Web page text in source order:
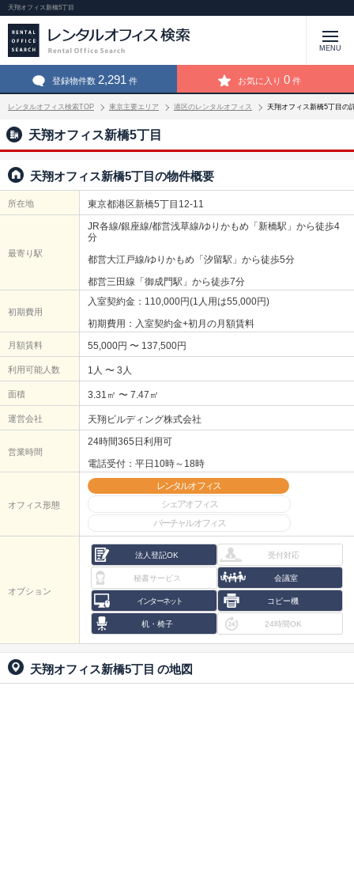
天翔オフィス新橋5丁目
MENU
登録物件数 2,291 件 お気に入り 0 件
レンタルオフィス検索TOP 東京主要エリア 港区のレンタルオフィス 天翔オフィス新橋5丁目の
天翔オフィス新橋5丁目
天翔オフィス新橋5丁目の物件概要
所在地 東京都港区新橋5丁目12-11
最寄り駅
JR各線/銀座線/都営浅草線/ゆりかもめ「新橋駅」から徒歩4
分
都営大江戸線/ゆりかもめ「汐留駅」から徒歩5分
都営三田線「御成門駅」から徒歩7分
初期費用
入室契約金：110,000円(1人用は55,000円)
初期費用：入室契約金+初月の月額賃料
月額賃料 55,000円 〜 137,500円
利用可能人数 1人 〜 3人
面積 3.31㎡ 〜 7.47㎡
運営会社 天翔ビルディング株式会社
営業時間
24時間365日利用可
電話受付：平日10時～18時
オフィス形態
レンタルオフィス
シェアオフィス
バーチャルオフィス
オプション
法人登記OK 受付対応
秘書サービス 会議室
インターネット コピー機
机・椅子 24時間OK
天翔オフィス新橋5丁目 の地図